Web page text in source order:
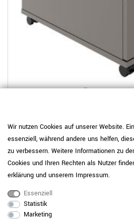
Wir nutzen Cookies auf unserer Website.
essenziell, während andere uns helfen,
zu verbessern. Weitere Informationen zu
Cookies und Ihren Rechten als Nutzer
erklärung und unserem Impressum.
Essenziell
Statistik
Marketing